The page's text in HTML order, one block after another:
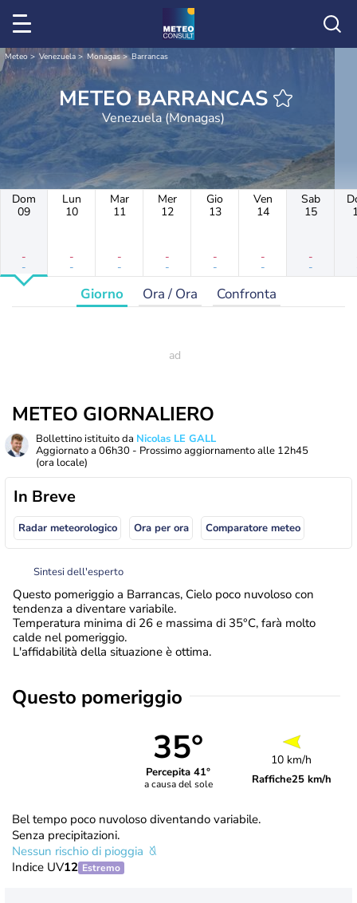
Meteo Venezuela Monagas Barrancas
METEO BARRANCAS
Venezuela (Monagas)
Dom
09
-
-
Lun
10
-
-
Mar
11
-
-
Mer
12
-
-
Gio
13
-
-
Ven
14
-
-
Sab
15
-
-
Giorno Ora / Ora Confronta
METEO GIORNALIERO
Bollettino istituito da Nicolas LE GALL
Aggiornato a 06h30 - Prossimo aggiornamento alle 12h45
(ora locale)
In Breve
Radar meteorologico Ora per ora Comparatore meteo
Sintesi dell'esperto
Questo pomeriggio a Barrancas, Cielo poco nuvoloso con
tendenza a diventare variabile.
Temperatura minima di 26 e massima di 35°C, farà molto
calde nel pomeriggio.
L'affidabilità della situazione è ottima.
Questo pomeriggio
35°
Percepita 41°
a causa del sole
10 km/h
Raffiche25 km/h
Bel tempo poco nuvoloso diventando variabile.
Senza precipitazioni.
Nessun rischio di pioggia
Indice UV12 Estremo